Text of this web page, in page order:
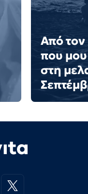
Από
που
στη